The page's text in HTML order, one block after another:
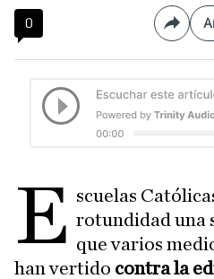
0
E scuelas
rotundidad una
que varios
han vertido contra la